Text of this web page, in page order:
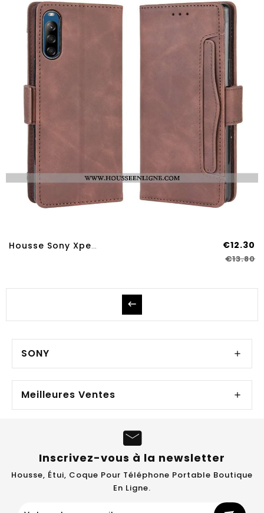
Housse Sony Xperia L4 Cuir Fluide Doux Marron Coque Téléphone Portable Portefeuille Protection €12.30
€13.80
SONY
Meilleures Ventes
Inscrivez-vous à la newsletter
Housse, Étui, Coque Pour Téléphone Portable Boutique
En Ligne.